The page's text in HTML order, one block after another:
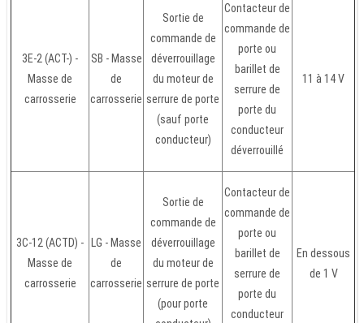
3E-2 (ACT-) -
Masse de
carrosserie
SB - Masse
de
carrosserie
Sortie de
commande de
déverrouillage
du moteur de
serrure de porte
(sauf porte
conducteur)
Contacteur de
commande de
porte ou
barillet de
serrure de
porte du
conducteur
déverrouillé
11 à 14 V
3C-12 (ACTD) -
Masse de
carrosserie
LG - Masse
de
carrosserie
Sortie de
commande de
déverrouillage
du moteur de
serrure de porte
(pour porte
Contacteur de
commande de
porte ou
barillet de
serrure de
porte du
conducteur
En dessous
de 1 V